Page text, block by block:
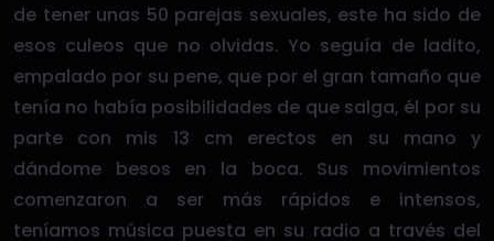
de tener unas 50 parejas sexuales, este ha sido de
esos culeos que no olvidas. Yo seguía de ladito,
empalado por su pene, que por el gran tamaño que
tenía no había posibilidades de que salga, él por su
parte con mis 13 cm erectos en su mano y
dándome besos en la boca. Sus movimientos
comenzaron a ser más rápidos e intensos,
teníamos música puesta en su radio a través del